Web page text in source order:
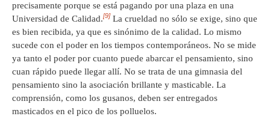
precisamente porque se está pagando por una plaza en una
Universidad de Calidad.[9] La crueldad no sólo se exige, sino que
es bien recibida, ya que es sinónimo de la calidad. Lo mismo
sucede con el poder en los tiempos contemporáneos. No se mide
ya tanto el poder por cuanto puede abarcar el pensamiento, sino
cuan rápido puede llegar allí. No se trata de una gimnasia del
pensamiento sino la asociación brillante y masticable. La
comprensión, como los gusanos, deben ser entregados
masticados en el pico de los polluelos.